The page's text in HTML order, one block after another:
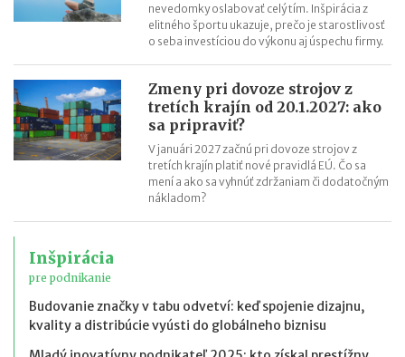
nevedomky oslabovať celý tím. Inšpirácia z
elitného športu ukazuje, prečo je starostlivosť
o seba investíciou do výkonu aj úspechu firmy.
Zmeny pri dovoze strojov z
tretích krajín od 20.1.2027: ako
sa pripraviť?
V januári 2027 začnú pri dovoze strojov z
tretích krajín platiť nové pravidlá EÚ. Čo sa
mení a ako sa vyhnúť zdržaniam či dodatočným
nákladom?
Inšpirácia
pre podnikanie
Budovanie značky v tabu odvetví: keď spojenie dizajnu,
kvality a distribúcie vyústi do globálneho biznisu